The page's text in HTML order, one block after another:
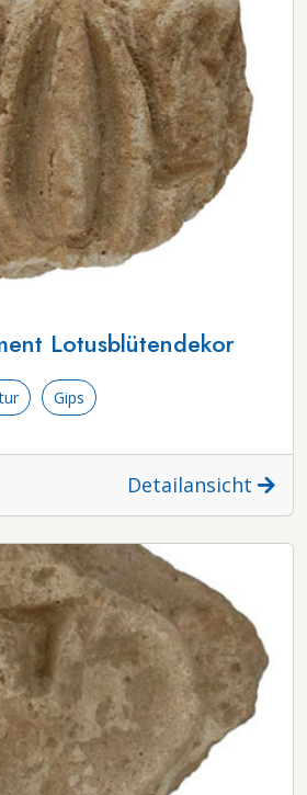
Lotusblütendekor
Gips
Detailansicht